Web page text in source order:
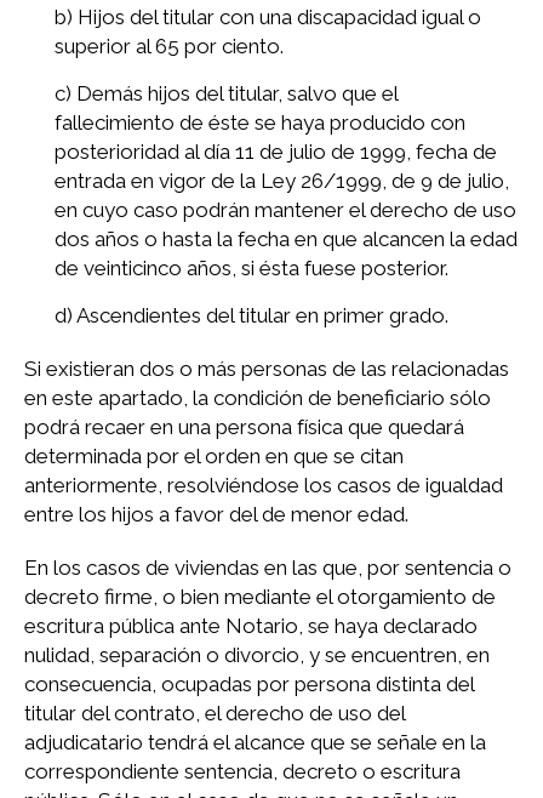
b) Hijos del titular con una discapacidad igual o
superior al 65 por ciento.
c) Demás hijos del titular, salvo que el
fallecimiento de éste se haya producido con
posterioridad al día 11 de julio de 1999, fecha de
entrada en vigor de la Ley 26/1999, de 9 de julio,
en cuyo caso podrán mantener el derecho de uso
dos años o hasta la fecha en que alcancen la edad
de veinticinco años, si ésta fuese posterior.
d) Ascendientes del titular en primer grado.
Si existieran dos o más personas de las relacionadas
en este apartado, la condición de beneficiario sólo
podrá recaer en una persona física que quedará
determinada por el orden en que se citan
anteriormente, resolviéndose los casos de igualdad
entre los hijos a favor del de menor edad.
En los casos de viviendas en las que, por sentencia o
decreto firme, o bien mediante el otorgamiento de
escritura pública ante Notario, se haya declarado
nulidad, separación o divorcio, y se encuentren, en
consecuencia, ocupadas por persona distinta del
titular del contrato, el derecho de uso del
adjudicatario tendrá el alcance que se señale en la
correspondiente sentencia, decreto o escritura